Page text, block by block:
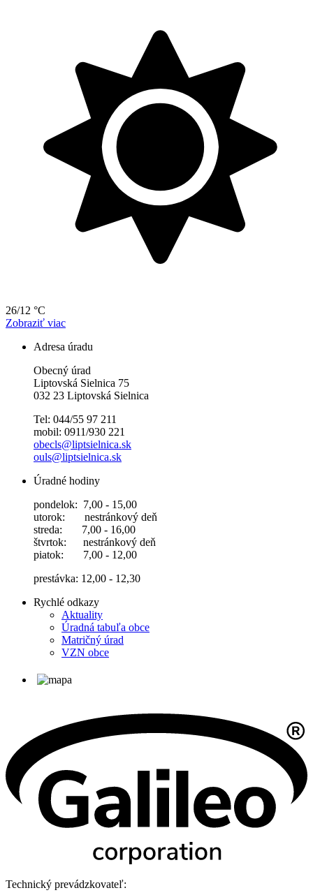
26/12 °C
Zobraziť viac
Adresa úradu
Obecný úrad
Liptovská Sielnica 75
032 23 Liptovská Sielnica
Tel: 044/55 97 211
mobil: 0911/930 221
obecls@liptsielnica.sk
ouls@liptsielnica.sk
Úradné hodiny
pondelok: 7,00 - 15,00
utorok: nestránkový deň
streda: 7,00 - 16,00
štvrtok: nestránkový deň
piatok: 7,00 - 12,00
prestávka: 12,00 - 12,30
Rychlé odkazy
Aktuality
Úradná tabuľa obce
Matričný úrad
VZN obce
Technický prevádzkovateľ: